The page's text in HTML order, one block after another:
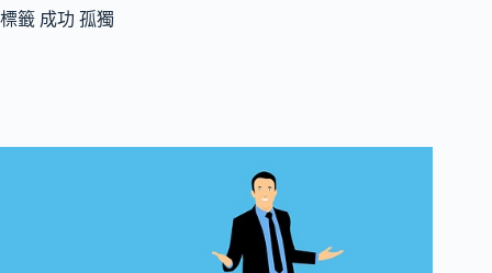
容
標籤 成功 孤獨